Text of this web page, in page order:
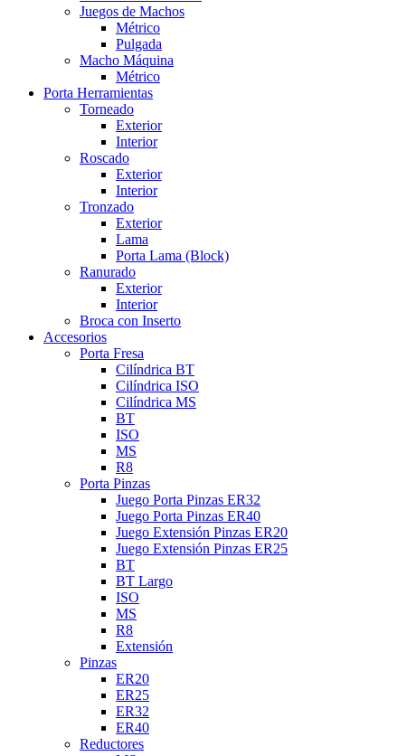
Juegos de Machos
Métrico
Pulgada
Macho Máquina
Métrico
Porta Herramientas
Torneado
Exterior
Interior
Roscado
Exterior
Interior
Tronzado
Exterior
Lama
Porta Lama (Block)
Ranurado
Exterior
Interior
Broca con Inserto
Accesorios
Porta Fresa
Cilíndrica BT
Cilíndrica ISO
Cilíndrica MS
BT
ISO
MS
R8
Porta Pinzas
Juego Porta Pinzas ER32
Juego Porta Pinzas ER40
Juego Extensión Pinzas ER20
Juego Extensión Pinzas ER25
BT
BT Largo
ISO
MS
R8
Extensión
Pinzas
ER20
ER25
ER32
ER40
Reductores